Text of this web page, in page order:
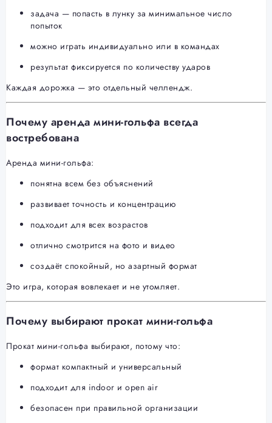
задача — попасть в лунку за минимальное число
попыток
можно играть индивидуально или в командах
результат фиксируется по количеству ударов
Каждая дорожка — это отдельный челлендж.
Почему аренда мини-гольфа всегда
востребована
Аренда мини-гольфа:
понятна всем без объяснений
развивает точность и концентрацию
подходит для всех возрастов
отлично смотрится на фото и видео
создаёт спокойный, но азартный формат
Это игра, которая вовлекает и не утомляет.
Почему выбирают прокат мини-гольфа
Прокат мини-гольфа выбирают, потому что:
формат компактный и универсальный
подходит для indoor и open air
безопасен при правильной организации